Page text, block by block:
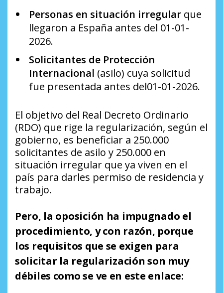
Personas en situación irregularque
llegaron a España antes del 01-01-
2026.
Solicitantes de Protección
Internacional (asilo) cuya solicitud
fue presentada antes del01-01-2026.
El objetivo del Real Decreto Ordinario
(RDO) que rige la regularización, según el
gobierno, es beneficiar a 250.000
solicitantes de asilo y 250.000 en
situación irregular que ya viven en el
país para darles permiso de residencia y
trabajo.
Pero, la oposición ha impugnado el
procedimiento, y con razón, porque
los requisitos que se exigen para
solicitar la regularización son muy
débiles como se ve en este enlace: